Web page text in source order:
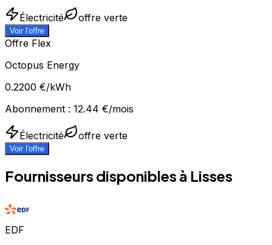
Électricité offre verte
Voir l'offre
Offre Flex
Octopus Energy
0.2200 €/kWh
Abonnement : 12.44 €/mois
Électricité offre verte
Voir l'offre
Fournisseurs disponibles à Lisses
EDF